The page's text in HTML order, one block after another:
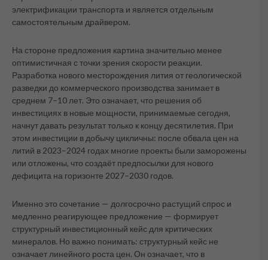
электрификации транспорта и является отдельным
самостоятельным драйвером.
На стороне предложения картина значительно менее
оптимистичная с точки зрения скорости реакции.
Разработка нового месторождения лития от геологической
разведки до коммерческого производства занимает в
среднем 7–10 лет. Это означает, что решения об
инвестициях в новые мощности, принимаемые сегодня,
начнут давать результат только к концу десятилетия. При
этом инвестиции в добычу цикличны: после обвала цен на
литий в 2023–2024 годах многие проекты были заморожены
или отложены, что создаёт предпосылки для нового
дефицита на горизонте 2027–2030 годов.
Именно это сочетание — долгосрочно растущий спрос и
медленно реагирующее предложение — формирует
структурный инвестиционный кейс для критических
минералов. Но важно понимать: структурный кейс не
означает линейного роста цен. Он означает, что в